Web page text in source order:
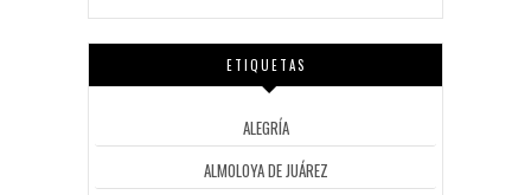
ETIQUETAS
ALEGRÍA
ALMOLOYA DE JUÁREZ